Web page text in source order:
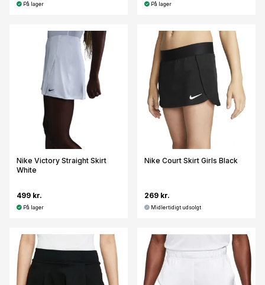
På lager På lager
Nike Victory Straight Skirt
White
499 kr.
På lager
Nike Court Skirt Girls Black
269 kr.
Midlertidigt udsolgt